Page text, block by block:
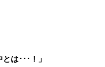
は･･･！」